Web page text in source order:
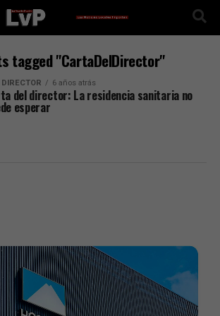
tagged "CartaDelDirector"
DIRECTOR 6 años atrás
del director: La residencia sanitaria no
esperar